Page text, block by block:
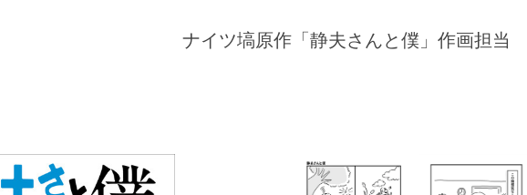
ナイツ塙原作「静夫さんと僕」作画担当